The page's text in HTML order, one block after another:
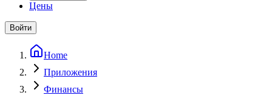
Цены
Войти
Home
Приложения
Финансы